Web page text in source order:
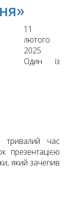
11
лютого
2025
Один із
тривалий час
презентацією
який зачепив